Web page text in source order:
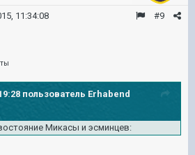
#9
11:34:08
пользователь Erhabend
Микасы и эсминцев: